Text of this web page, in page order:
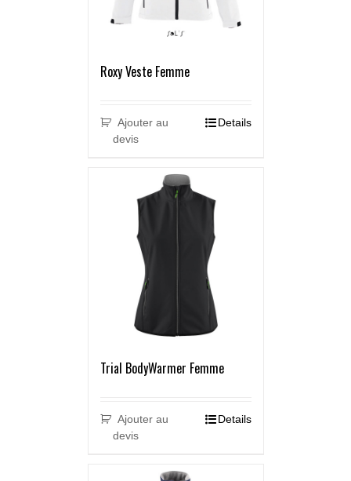
Roxy Veste Femme
Ajouter au
devis
Details
Trial BodyWarmer Femme
Ajouter au
devis
Details